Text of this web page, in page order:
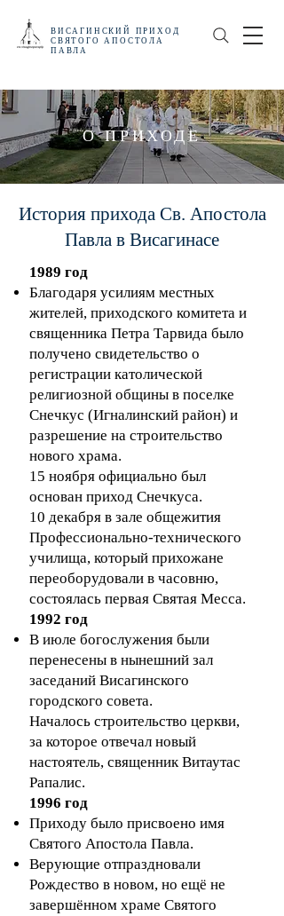
ВИСАГИНСКИЙ
ПРИХОД
СВЯТОГО АПОСТОЛА
ПАВЛА
О ПРИХОДЕ
История прихода Св. Апостола
Павла в Висагинасе
1989 год
Благодаря усилиям местных
жителей, приходского комитета и
священника Петра Тарвида было
получено свидетельство о
регистрации католической
религиозной общины в поселке
Снечкус (Игналинский район) и
разрешение на строительство
нового храма.
15 ноября официально был
основан приход Снечкуса.
10 декабря в зале общежития
Профессионально-технического
училища, который прихожане
переоборудовали в часовню,
состоялась первая Святая Месса.
1992 год
В июле богослужения были
перенесены в нынешний зал
заседаний Висагинского
городского совета.
Началось строительство церкви,
за которое отвечал новый
настоятель, священник Витаутас
Рапалис.
​1996 год
Приходу было присвоено имя
Святого Апостола Павла.
Верующие отпраздновали
Рождество в новом, но ещё не
завершённом храме Святого